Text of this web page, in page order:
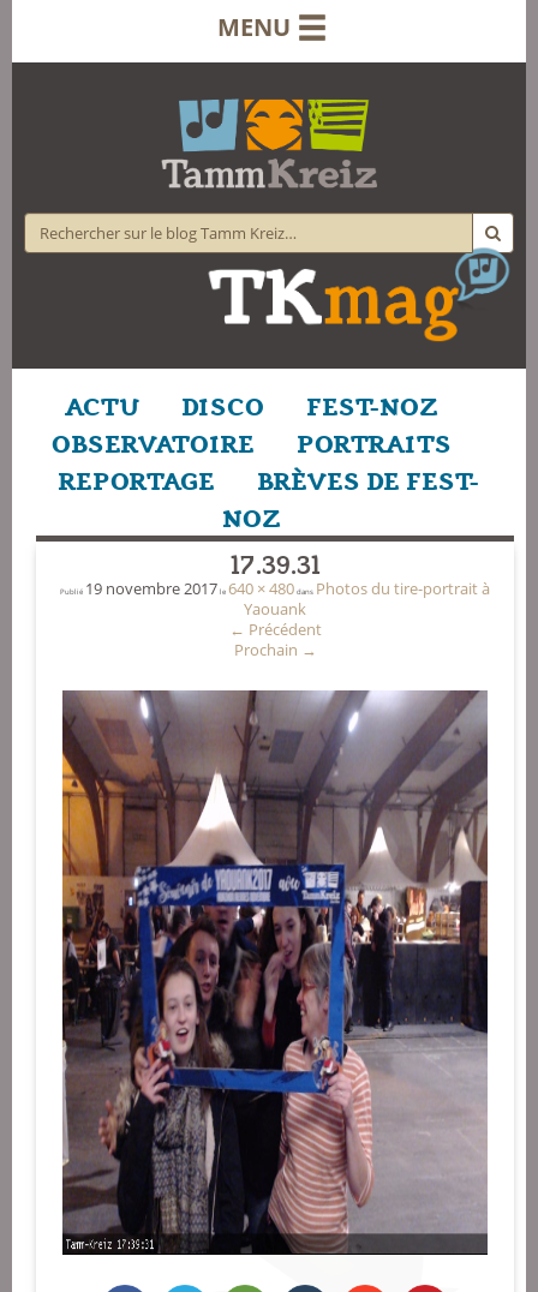
MENU
ACTU DISCO
FEST-NOZ
OBSERVATOIRE
PORTRAITS
REPORTAGE
BRÈVES DE FEST-
NOZ
17.39.31
Publié 19 novembre 2017 le 640 × 480 dans Photos du tire-portrait à
Yaouank
← Précédent
Prochain →